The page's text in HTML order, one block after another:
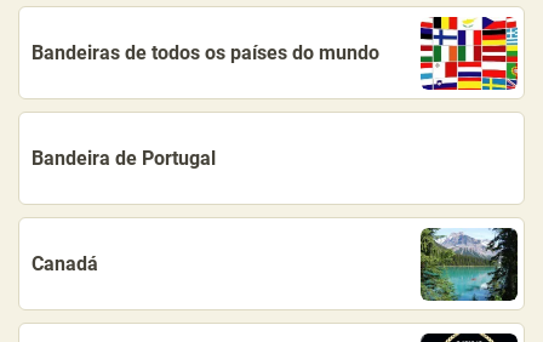
Bandeiras de todos os países do mundo
Bandeira de Portugal
Canadá